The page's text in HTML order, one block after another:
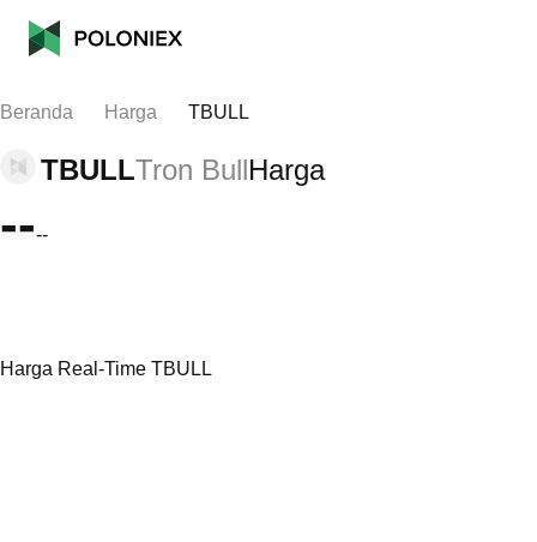
Beranda Harga TBULL
TBULLTron BullHarga
----
Harga Real-Time TBULL